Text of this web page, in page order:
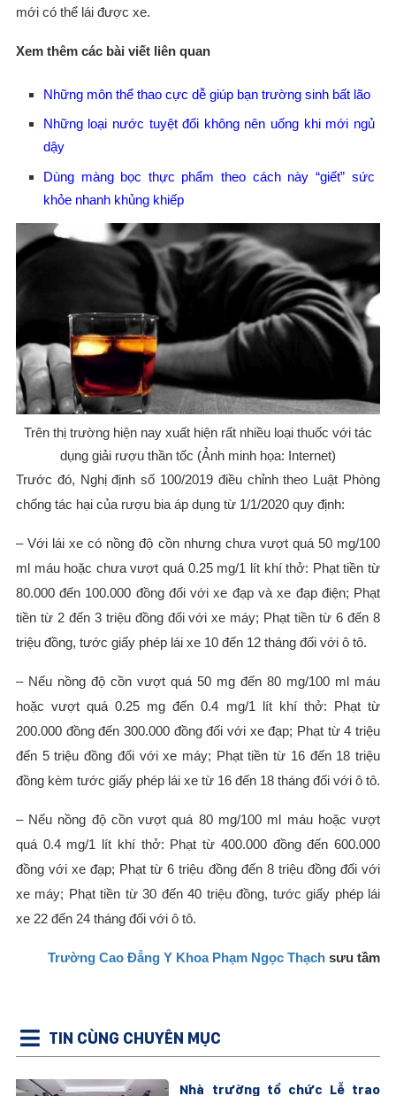
mới có thể lái được xe.
Xem thêm các bài viết liên quan
Những môn thể thao cực dễ giúp bạn trường sinh bất lão
Những loại nước tuyệt đối không nên uống khi mới ngủ
dậy
Dùng màng bọc thực phẩm theo cách này “giết” sức
khỏe nhanh khủng khiếp
Trên thị trường hiện nay xuất hiện rất nhiều loại thuốc với tác
dụng giải rượu thần tốc (Ảnh minh họa: Internet)
Trước đó, Nghị định số 100/2019 điều chỉnh theo Luật Phòng
chống tác hại của rượu bia áp dụng từ 1/1/2020 quy định:
– Với lái xe có nồng độ cồn nhưng chưa vượt quá 50 mg/100
ml máu hoặc chưa vượt quá 0.25 mg/1 lít khí thở: Phạt tiền từ
80.000 đến 100.000 đồng đối với xe đạp và xe đạp điện; Phạt
tiền từ 2 đến 3 triệu đồng đối với xe máy; Phạt tiền từ 6 đến 8
triệu đồng, tước giấy phép lái xe 10 đến 12 tháng đối với ô tô.
– Nếu nồng độ cồn vượt quá 50 mg đến 80 mg/100 ml máu
hoặc vượt quá 0.25 mg đến 0.4 mg/1 lít khí thở: Phạt từ
200.000 đồng đến 300.000 đồng đối với xe đạp; Phạt từ 4 triệu
đến 5 triệu đồng đối với xe máy; Phạt tiền từ 16 đến 18 triệu
đồng kèm tước giấy phép lái xe từ 16 đến 18 tháng đối với ô tô.
– Nếu nồng độ cồn vượt quá 80 mg/100 ml máu hoặc vượt
quá 0.4 mg/1 lít khí thở: Phạt từ 400.000 đồng đến 600.000
đồng với xe đạp; Phạt từ 6 triệu đồng đến 8 triệu đồng đối với
xe máy; Phạt tiền từ 30 đến 40 triệu đồng, tước giấy phép lái
xe 22 đến 24 tháng đối với ô tô.
Trường Cao Đẳng Y Khoa Phạm Ngọc Thạch sưu tầm
TIN CÙNG CHUYÊN MỤC
Nhà trường tổ chức Lễ trao